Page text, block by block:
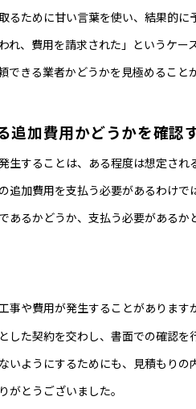
るために甘い言葉を使い、結果的に
れ、費用を請求された」というケー
できる業者かどうかを見極めること
追加費用かどうかを確認
生することは、ある程度は想定され
追加費用を支払う必要があるわけで
あるかどうか、支払う必要がある
事や費用が発生することがあります
した契約を交わし、書面での確認を
いようにするためにも、見積もり
がとうございました。